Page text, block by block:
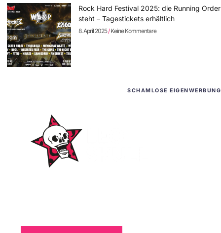
Rock Hard Festival 2025: die Running Order
steht – Tagestickets erhältlich
8. April 2025 Keine Kommentare
SCHAMLOSE EIGENWERBUNG